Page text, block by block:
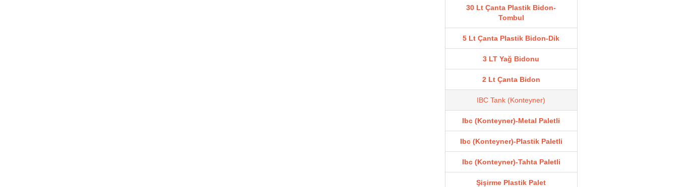
30 Lt Çanta Plastik Bidon-
Tombul
5 Lt Çanta Plastik Bidon-Dik
3 LT Yağ Bidonu
2 Lt Çanta Bidon
IBC Tank (Konteyner)
Ibc (Konteyner)-Metal Paletli
Ibc (Konteyner)-Plastik Paletli
Ibc (Konteyner)-Tahta Paletli
Şişirme Plastik Palet